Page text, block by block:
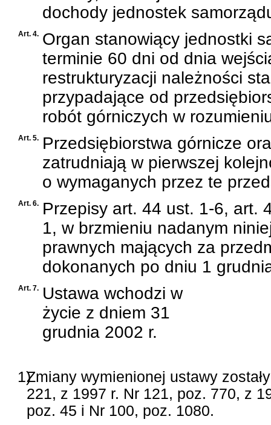
dochody jednostek
Art. 4. Organ stanowiący jednostki
terminie 60 dni od dnia
restrukturyzacji należności
przypadające od
robót górniczych w
Art. 5. Przedsiębiorstwa górnicze
zatrudniają w pierwszej
o wymaganych przez te
Art. 6. Przepisy art. 44 ust. 1-6, art.
1, w brzmieniu nadanym
prawnych mających za
dokonanych po dniu 1
Art. 7. Ustawa wchodzi w
życie z dniem 31
grudnia 2002 r.
1)Zmiany wymienionej ustawy
221, z 1997 r. Nr 121, poz. 770, z
poz. 45 i Nr 100, poz. 1080.